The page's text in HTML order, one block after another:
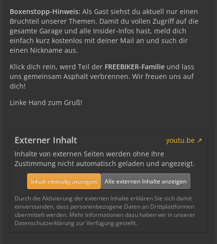
Boxenstopp-Hinweis: Als Gast siehst du aktuell nur einen
Bruchteil unserer Themen. Damit du vollen Zugriff auf die
gesamte Garage und alle Insider-Infos hast, meld dich
einfach kurz kostenlos mit deiner Mail an und such dir
einen Nickname aus.
Klick dich rein, werd Teil der FREEBIKER-Familie und lass
uns gemeinsam Asphalt verbrennen. Wir freuen uns auf
dich!
Linke Hand zum Gruß!
Externer Inhalt
youtu.be
Inhalte von externen Seiten werden ohne Ihre
Zustimmung nicht automatisch geladen und angezeigt.
Inhalt einmalig anzeigen Alle externen Inhalte anzeigen
Durch die Aktivierung der externen Inhalte erklären Sie sich damit
einverstanden, dass personenbezogene Daten an Drittplattformen
übermittelt werden. Mehr Informationen dazu haben wir in unserer
Datenschutzerklärung zur Verfügung gestellt.